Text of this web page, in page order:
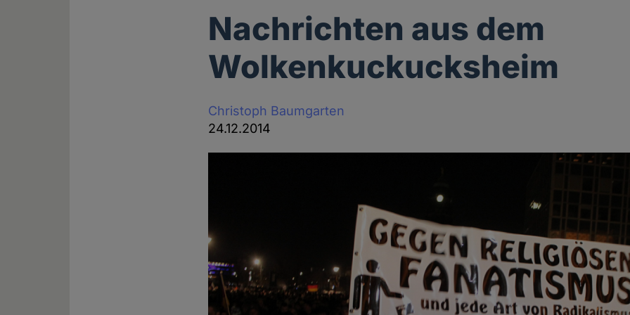
Nachrichten aus dem
Wolkenkuckucksheim
Christoph Baumgarten
24.12.2014